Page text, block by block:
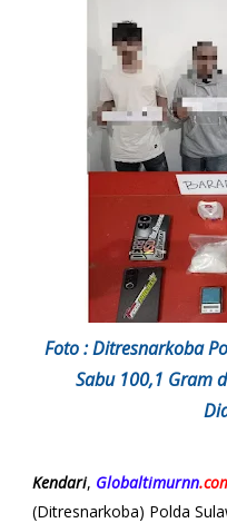
Foto : Ditresnarkoba
Sabu 100,1 Gram
Kendari, Globaltimurnn
(Ditresnarkoba) Polda